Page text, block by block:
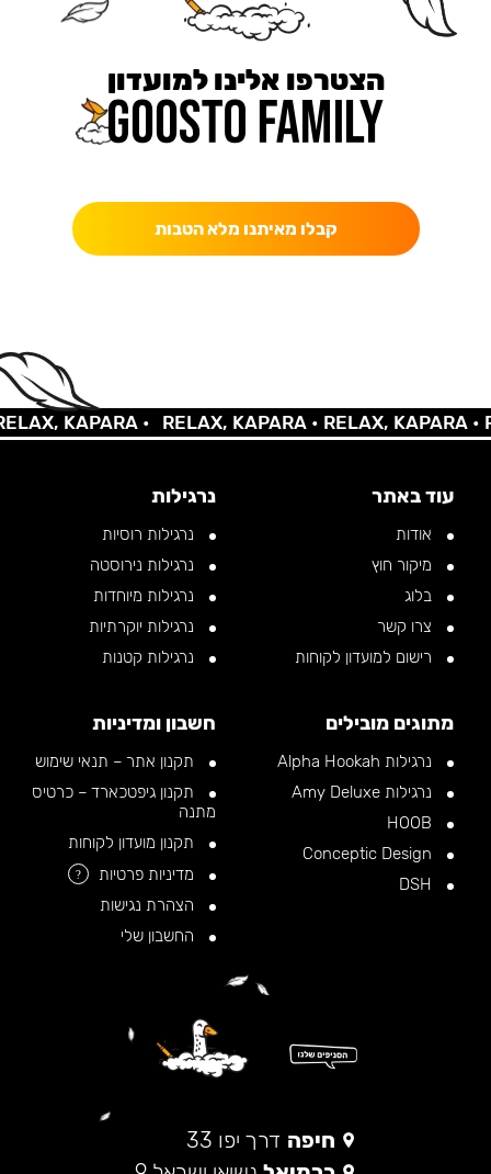
הצטרפו אלינו למועדון
קבלו מאיתנו מלא הטבות
KAPARA • RELAX, KAPARA •RELAX, KAPARA •
עוד באתר
אודות
מיקור חוץ
בלוג
צרו קשר
רישום למועדון לקוחות
נרגילות
נרגילות רוסיות
נרגילות נירוסטה
נרגילות מיוחדות
נרגילות יוקרתיות
נרגילות קטנות
מתוגים מובילים
נרגילות Alpha Hookah
נרגילות Amy Deluxe
חשבון ומדיניות
תקנון אתר – תנאי שימוש
תקנון גיפטכארד – כרטיס
מתנה
תקנון מועדון לקוחות
מדיניות פרטיות
?
הצהרת נגישות
החשבון שלי
חיפה דרך יפו 33